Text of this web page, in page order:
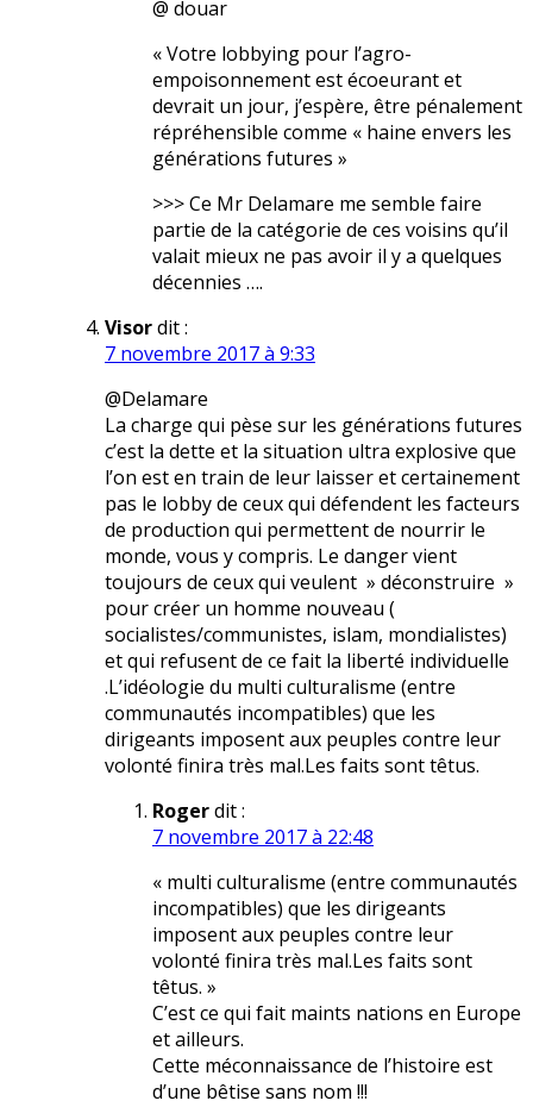
@ douar
« Votre lobbying pour l’agro-
empoisonnement est écoeurant et
devrait un jour, j’espère, être pénalement
répréhensible comme « haine envers les
générations futures »
>>> Ce Mr Delamare me semble faire
partie de la catégorie de ces voisins qu’il
valait mieux ne pas avoir il y a quelques
décennies ….
Visordit :
7 novembre 2017 à 9:33
@Delamare
La charge qui pèse sur les générations futures
c’est la dette et la situation ultra explosive que
l’on est en train de leur laisser et certainement
pas le lobby de ceux qui défendent les facteurs
de production qui permettent de nourrir le
monde, vous y compris. Le danger vient
toujours de ceux qui veulent » déconstruire »
pour créer un homme nouveau (
socialistes/communistes, islam, mondialistes)
et qui refusent de ce fait la liberté individuelle
.L’idéologie du multi culturalisme (entre
communautés incompatibles) que les
dirigeants imposent aux peuples contre leur
volonté finira très mal.Les faits sont têtus.
Rogerdit :
7 novembre 2017 à 22:48
« multi culturalisme (entre communautés
incompatibles) que les dirigeants
imposent aux peuples contre leur
volonté finira très mal.Les faits sont
têtus. »
C’est ce qui fait maints nations en Europe
et ailleurs.
Cette méconnaissance de l’histoire est
d’une bêtise sans nom !!!